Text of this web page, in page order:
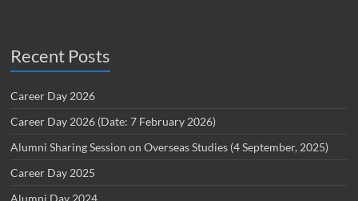
Recent Posts
Career Day 2026
Career Day 2026 (Date: 7 February 2026)
Alumni Sharing Session on Overseas Studies (4 September, 2025)
Career Day 2025
Alumni Day 2024